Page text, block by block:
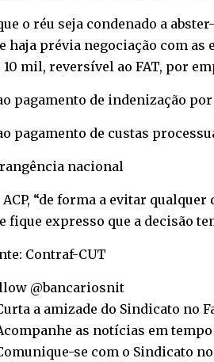
o réu seja condenado a
haja prévia negociação com
10 mil, reversível ao FAT, por
pagamento de indenização
pagamento de custas
nacional
ACP, “de forma a evitar
fique expresso que a decisão
Contraf-CUT
@bancariosnit
a amizade do Sindicato no
as notícias em
se com o Sindicato no